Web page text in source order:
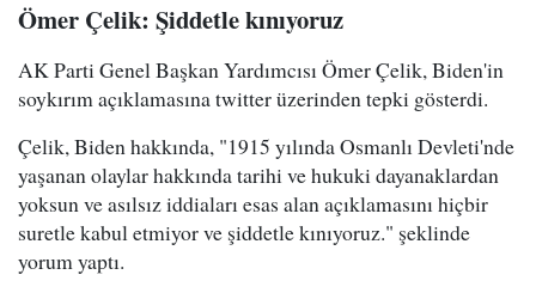
Ömer Çelik: Şiddetle kınıyoruz
AK Parti Genel Başkan Yardımcısı Ömer Çelik, Biden'in
soykırım açıklamasına twitter üzerinden tepki gösterdi.
Çelik, Biden hakkında, "1915 yılında Osmanlı Devleti'nde
yaşanan olaylar hakkında tarihi ve hukuki dayanaklardan
yoksun ve asılsız iddiaları esas alan açıklamasını hiçbir
suretle kabul etmiyor ve şiddetle kınıyoruz." şeklinde
yorum yaptı.